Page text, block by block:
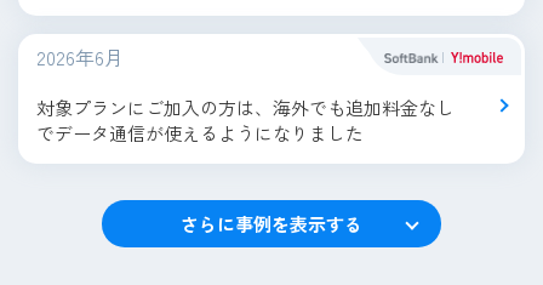
2026年6月
対象プランにご加入の方は、海外でも追加料金なし
でデータ通信が使えるようになりました
さらに事例を表示する